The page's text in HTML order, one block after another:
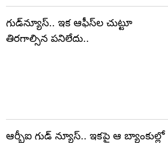
గుడ్‌న్యూస్.. ఇక ఆఫీస్‌ల చుట్టూ
తిరగాల్సిన పనిలేదు..
ఆర్బీఐ గుడ్ న్యూస్.. ఇకపై ఆ బ్యాంకుల్లో